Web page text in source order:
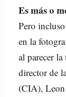
Es más o
Pero
en la
al parecer
director de
(CIA), Leon